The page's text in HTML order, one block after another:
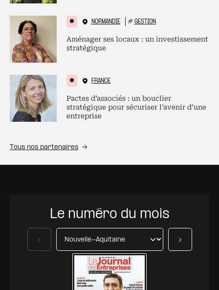
NORMANDIE # GESTION
Aménager ses locaux : un investissement
stratégique
FRANCE
Pactes d’associés : un bouclier
stratégique pour sécuriser l’avenir d’une
entreprise
Tous nos partenaires
Le numéro du mois
Précédent Suivant